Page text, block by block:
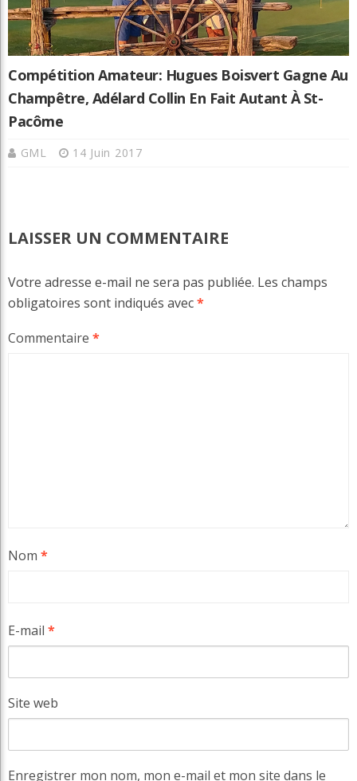
Compétition Amateur: Hugues Boisvert Gagne Au
Champêtre, Adélard Collin En Fait Autant À St-
Pacôme
GML 14 Juin 2017
LAISSER UN COMMENTAIRE
Votre adresse e-mail ne sera pas publiée. Les champs
obligatoires sont indiqués avec*
Commentaire *
Nom *
E-mail *
Site web
Enregistrer mon nom, mon e-mail et mon site dans le